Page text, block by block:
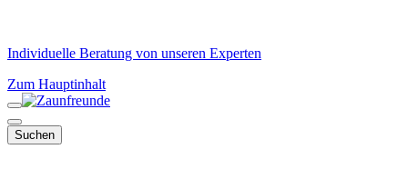
Individuelle Beratung von unseren Experten
Zum Hauptinhalt
Suchen